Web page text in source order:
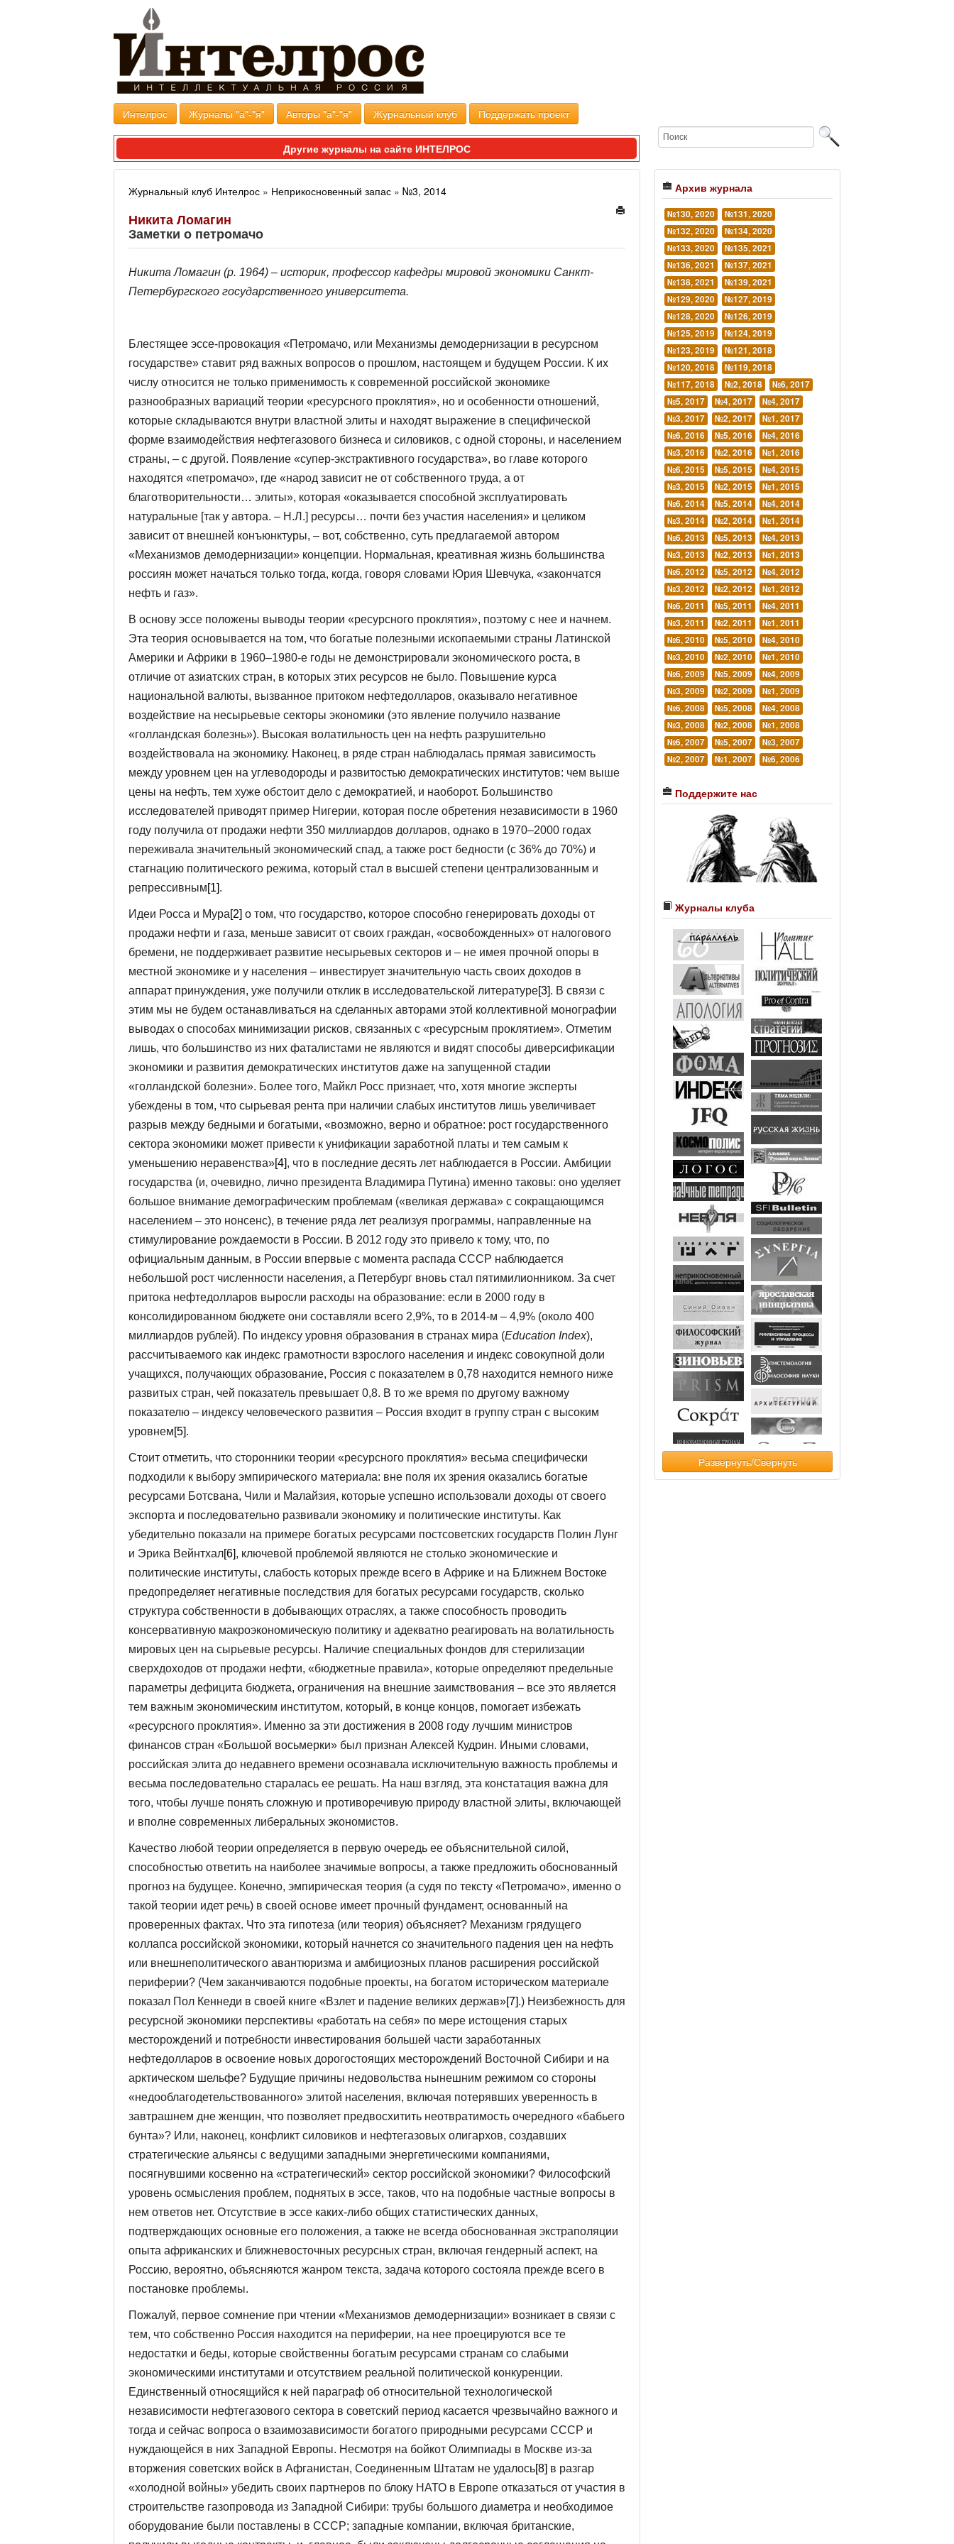
Интелрос Журналы "а"-"я" Авторы "а"-"я" Журнальный клуб Поддержать проект
Другие журналы на сайте ИНТЕЛРОС
Журнальный клуб Интелрос » Неприкосновенный запас » №3, 2014
Никита Ломагин
Заметки о петромачо
Никита Ломагин (р. 1964) – историк, профессор кафедры мировой экономики Санкт-
Петербургского государственного университета.
Блестящее эссе-провокация «Петромачо, или Механизмы демодернизации в ресурсном
государстве» ставит ряд важных вопросов о прошлом, настоящем и будущем России. К их
числу относится не только применимость к современной российской экономике
разнообразных вариаций теории «ресурсного проклятия», но и особенности отношений,
которые складываются внутри властной элиты и находят выражение в специфической
форме взаимодействия нефтегазового бизнеса и силовиков, с одной стороны, и населением
страны, – с другой. Появление «супер-экстрактивного государства», во главе которого
находятся «петромачо», где «народ зависит не от собственного труда, а от
благотворительности… элиты», которая «оказывается способной эксплуатировать
натуральные [так у автора. – Н.Л.] ресурсы… почти без участия населения» и целиком
зависит от внешней конъюнктуры, – вот, собственно, суть предлагаемой автором
«Механизмов демодернизации» концепции. Нормальная, креативная жизнь большинства
россиян может начаться только тогда, когда, говоря словами Юрия Шевчука, «закончатся
нефть и газ».
В основу эссе положены выводы теории «ресурсного проклятия», поэтому с нее и начнем.
Эта теория основывается на том, что богатые полезными ископаемыми страны Латинской
Америки и Африки в 1960–1980-е годы не демонстрировали экономического роста, в
отличие от азиатских стран, в которых этих ресурсов не было. Повышение курса
национальной валюты, вызванное притоком нефтедолларов, оказывало негативное
воздействие на несырьевые секторы экономики (это явление получило название
«голландская болезнь»). Высокая волатильность цен на нефть разрушительно
воздействовала на экономику. Наконец, в ряде стран наблюдалась прямая зависимость
между уровнем цен на углеводороды и развитостью демократических институтов: чем выше
цены на нефть, тем хуже обстоит дело с демократией, и наоборот. Большинство
исследователей приводят пример Нигерии, которая после обретения независимости в 1960
году получила от продажи нефти 350 миллиардов долларов, однако в 1970–2000 годах
переживала значительный экономический спад, а также рост бедности (с 36% до 70%) и
стагнацию политического режима, который стал в высшей степени централизованным и
репрессивным[1].
Идеи Росса и Мура[2] о том, что государство, которое способно генерировать доходы от
продажи нефти и газа, меньше зависит от своих граждан, «освобожденных» от налогового
бремени, не поддерживает развитие несырьевых секторов и – не имея прочной опоры в
местной экономике и у населения – инвестирует значительную часть своих доходов в
аппарат принуждения, уже получили отклик в исследовательской литературе[3]. В связи с
этим мы не будем останавливаться на сделанных авторами этой коллективной монографии
выводах о способах минимизации рисков, связанных с «ресурсным проклятием». Отметим
лишь, что большинство из них фаталистами не являются и видят способы диверсификации
экономики и развития демократических институтов даже на запущенной стадии
«голландской болезни». Более того, Майкл Росс признает, что, хотя многие эксперты
убеждены в том, что сырьевая рента при наличии слабых институтов лишь увеличивает
разрыв между бедными и богатыми, «возможно, верно и обратное: рост государственного
сектора экономики может привести к унификации заработной платы и тем самым к
уменьшению неравенства»[4], что в последние десять лет наблюдается в России. Амбиции
государства (и, очевидно, лично президента Владимира Путина) именно таковы: оно уделяет
большое внимание демографическим проблемам («великая держава» с сокращающимся
населением – это нонсенс), в течение ряда лет реализуя программы, направленные на
стимулирование рождаемости в России. В 2012 году это привело к тому, что, по
официальным данным, в России впервые с момента распада СССР наблюдается
небольшой рост численности населения, а Петербург вновь стал пятимилионником. За счет
притока нефтедолларов выросли расходы на образование: если в 2000 году в
консолидированном бюджете они составляли всего 2,9%, то в 2014-м – 4,9% (около 400
миллиардов рублей). По индексу уровня образования в странах мира (Education Index),
рассчитываемого как индекс грамотности взрослого населения и индекс совокупной доли
учащихся, получающих образование, Россия с показателем в 0,78 находится немного ниже
развитых стран, чей показатель превышает 0,8. В то же время по другому важному
показателю – индексу человеческого развития – Россия входит в группу стран с высоким
уровнем[5].
Стоит отметить, что сторонники теории «ресурсного проклятия» весьма специфически
подходили к выбору эмпирического материала: вне поля их зрения оказались богатые
ресурсами Ботсвана, Чили и Малайзия, которые успешно использовали доходы от своего
экспорта и последовательно развивали экономику и политические институты. Как
убедительно показали на примере богатых ресурсами постсоветских государств Полин Лунг
и Эрика Вейнтхал[6], ключевой проблемой являются не столько экономические и
политические институты, слабость которых прежде всего в Африке и на Ближнем Востоке
предопределяет негативные последствия для богатых ресурсами государств, сколько
структура собственности в добывающих отраслях, а также способность проводить
консервативную макроэкономическую политику и адекватно реагировать на волатильность
мировых цен на сырьевые ресурсы. Наличие специальных фондов для стерилизации
сверхдоходов от продажи нефти, «бюджетные правила», которые определяют предельные
параметры дефицита бюджета, ограничения на внешние заимствования – все это является
тем важным экономическим институтом, который, в конце концов, помогает избежать
«ресурсного проклятия». Именно за эти достижения в 2008 году лучшим министров
финансов стран «Большой восьмерки» был признан Алексей Кудрин. Иными словами,
российская элита до недавнего времени осознавала исключительную важность проблемы и
весьма последовательно старалась ее решать. На наш взгляд, эта констатация важна для
того, чтобы лучше понять сложную и противоречивую природу властной элиты, включающей
и вполне современных либеральных экономистов.
Качество любой теории определяется в первую очередь ее объяснительной силой,
способностью ответить на наиболее значимые вопросы, а также предложить обоснованный
прогноз на будущее. Конечно, эмпирическая теория (а судя по тексту «Петромачо», именно о
такой теории идет речь) в своей основе имеет прочный фундамент, основанный на
проверенных фактах. Что эта гипотеза (или теория) объясняет? Механизм грядущего
коллапса российской экономики, который начнется со значительного падения цен на нефть
или внешнеполитического авантюризма и амбициозных планов расширения российской
периферии? (Чем заканчиваются подобные проекты, на богатом историческом материале
показал Пол Кеннеди в своей книге «Взлет и падение великих держав»[7].) Неизбежность для
ресурсной экономики перспективы «работать на себя» по мере истощения старых
месторождений и потребности инвестирования большей части заработанных
нефтедолларов в освоение новых дорогостоящих месторождений Восточной Сибири и на
арктическом шельфе? Будущие причины недовольства нынешним режимом со стороны
«недооблагодетельствованного» элитой населения, включая потерявших уверенность в
завтрашнем дне женщин, что позволяет предвосхитить неотвратимость очередного «бабьего
бунта»? Или, наконец, конфликт силовиков и нефтегазовых олигархов, создавших
стратегические альянсы с ведущими западными энергетическими компаниями,
посягнувшими косвенно на «стратегический» сектор российской экономики? Философский
уровень осмысления проблем, поднятых в эссе, таков, что на подобные частные вопросы в
нем ответов нет. Отсутствие в эссе каких-либо общих статистических данных,
подтверждающих основные его положения, а также не всегда обоснованная экстраполяции
опыта африканских и ближневосточных ресурсных стран, включая гендерный аспект, на
Россию, вероятно, объясняются жанром текста, задача которого состояла прежде всего в
постановке проблемы.
Пожалуй, первое сомнение при чтении «Механизмов демодернизации» возникает в связи с
тем, что собственно Россия находится на периферии, на нее проецируются все те
недостатки и беды, которые свойственны богатым ресурсами странам со слабыми
экономическими институтами и отсутствием реальной политической конкуренции.
Единственный относящийся к ней параграф об относительной технологической
независимости нефтегазового сектора в советский период касается чрезвычайно важного и
тогда и сейчас вопроса о взаимозависимости богатого природными ресурсами СССР и
нуждающейся в них Западной Европы. Несмотря на бойкот Олимпиады в Москве из-за
вторжения советских войск в Афганистан, Соединенным Штатам не удалось[8] в разгар
«холодной войны» убедить своих партнеров по блоку НАТО в Европе отказаться от участия в
строительстве газопровода из Западной Сибири: трубы большого диаметра и необходимое
оборудование были поставлены в СССР; западные компании, включая британские,
Архив журнала
№130, 2020
№131, 2020
№132, 2020
№134, 2020
№133, 2020
№135, 2021
№136, 2021
№137, 2021
№138, 2021
№139, 2021
№129, 2020
№127, 2019
№128, 2020
№126, 2019
№125, 2019
№124, 2019
№123, 2019
№121, 2018
№120, 2018
№119, 2018
№117, 2018
№2, 2018
№6, 2017
№5, 2017
№4, 2017
№4, 2017
№3, 2017
№2, 2017
№1, 2017
№6, 2016
№5, 2016
№4, 2016
№3, 2016
№2, 2016
№1, 2016
№6, 2015
№5, 2015
№4, 2015
№3, 2015
№2, 2015
№1, 2015
№6, 2014
№5, 2014
№4, 2014
№3, 2014
№2, 2014
№1, 2014
№6, 2013
№5, 2013
№4, 2013
№3, 2013
№2, 2013
№1, 2013
№6, 2012
№5, 2012
№4, 2012
№3, 2012
№2, 2012
№1, 2012
№6, 2011
№5, 2011
№4, 2011
№3, 2011
№2, 2011
№1, 2011
№6, 2010
№5, 2010
№4, 2010
№3, 2010
№2, 2010
№1, 2010
№6, 2009
№5, 2009
№4, 2009
№3, 2009
№2, 2009
№1, 2009
№6, 2008
№5, 2008
№4, 2008
№3, 2008
№2, 2008
№1, 2008
№6, 2007
№5, 2007
№3, 2007
№2, 2007
№1, 2007 №6, 2006
Поддержите нас
Журналы клуба
Развернуть/Свернуть